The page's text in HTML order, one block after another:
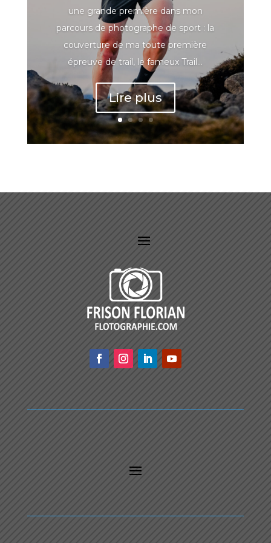
une grande première dans mon
parcours de photographe de sport : la
couverture de ma toute première
épreuve de trail, le fameux Trail...
Lire plus